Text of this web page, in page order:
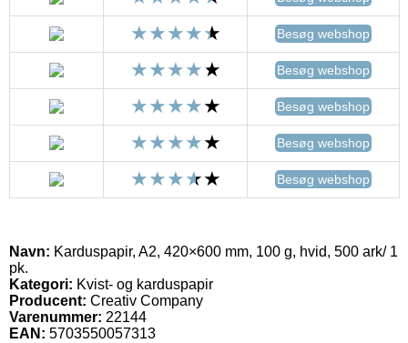
Besøg webshop
Besøg webshop
Besøg webshop
Besøg webshop
Besøg webshop
Navn: Karduspapir, A2, 420×600 mm, 100 g, hvid, 500 ark/ 1
pk.
Kategori: Kvist- og karduspapir
Producent: Creativ Company
Varenummer: 22144
EAN: 5703550057313